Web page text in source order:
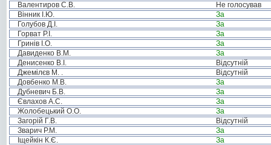
Валентиров С.В.
Не голосував
Вінник І.Ю.
За
Голубов Д.І.
За
Горват Р.І.
За
Гринів І.О.
За
Давиденко В.М.
За
Денисенко В.І.
Відсутній
Джемілєв М. .
Відсутній
Довбенко М.В.
За
Дубневич Б.В.
За
Євлахов А.С.
За
Жолобецький О.О.
За
Загорій Г.В.
Відсутній
Зварич Р.М.
За
Іщейкін К.Є.
За